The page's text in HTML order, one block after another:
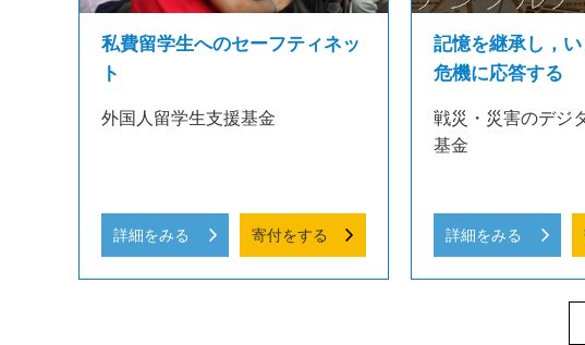
私費留学生へのセーフティネッ
ト
外国人留学生支援基金
詳細をみる 寄付をする
記憶を継承し，
危機に応答する
戦災・災害のデジ
基金
詳細をみる